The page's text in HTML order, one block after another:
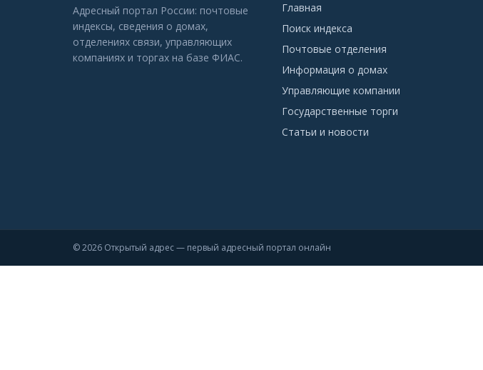
Адресный портал России: почтовые
индексы, сведения о домах,
отделениях связи, управляющих
компаниях и торгах на базе ФИАС.
Главная
Поиск индекса
Почтовые отделения
Информация о домах
Управляющие компании
Государственные торги
Статьи и новости
© 2026 Открытый адрес — первый адресный портал онлайн